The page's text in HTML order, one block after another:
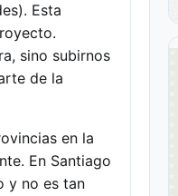
Esta
sino subirnos
de la
en la
En Santiago
y no es tan